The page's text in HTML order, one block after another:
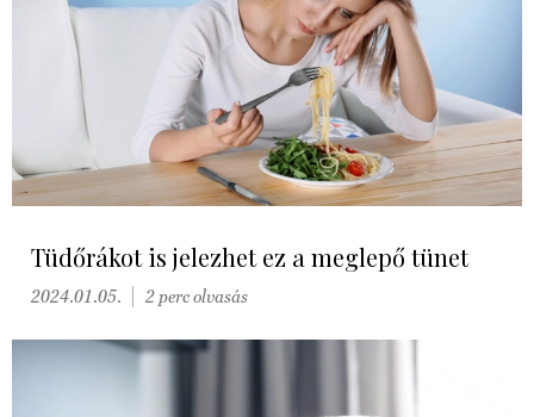
Tüdőrákot is jelezhet ez a meglepő tünet
2024.01.05. 2 perc olvasás